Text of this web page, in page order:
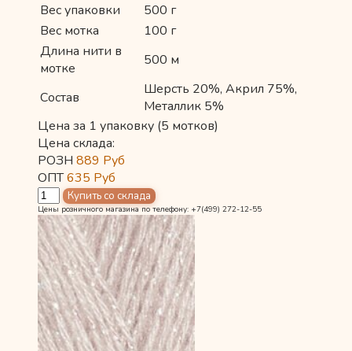
Вес упаковки
500 г
Вес мотка
100 г
Длина нити в
мотке
500 м
Состав
Шерсть 20%, Акрил 75%,
Металлик 5%
Цена за 1 упаковку (5 мотков)
Цена склада:
РОЗН 889 Руб
ОПТ635 Руб
Цены розничного магазина по телефону: +7(499) 272-12-55